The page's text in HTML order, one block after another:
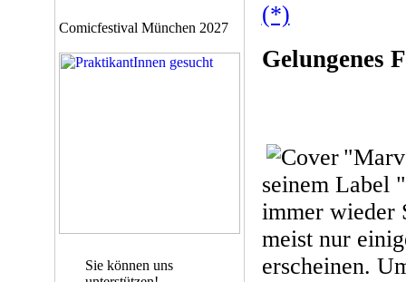
Comicfestival München 2027
Sie können uns
(*)
Gelungenes
seinem Label
immer wieder
meist nur
erscheinen.